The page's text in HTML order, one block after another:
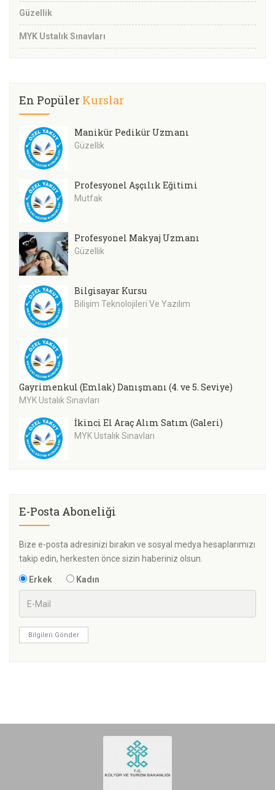
Güzellik
MYK Ustalık Sınavları
En Popüler Kurslar
Manikür Pedikür Uzmanı
Güzellik
Profesyonel Aşçılık Eğitimi
Mutfak
Profesyonel Makyaj Uzmanı
Güzellik
Bilgisayar Kursu
Bilişim Teknolojileri Ve Yazılım
Gayrimenkul (Emlak) Danışmanı (4. ve 5. Seviye)
MYK Ustalık Sınavları
İkinci El Araç Alım Satım (Galeri)
MYK Ustalık Sınavları
E-Posta Aboneliği
Bize e-posta adresinizi bırakın ve sosyal medya hesaplarımızı
takip edin, herkesten önce sizin haberiniz olsun.
Erkek Kadın
Bilgileri Gönder